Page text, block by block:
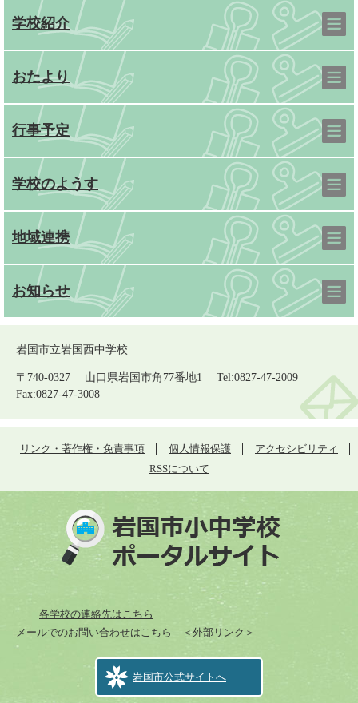
学校紹介
おたより
行事予定
学校のようす
地域連携
お知らせ
岩国市立岩国西中学校
〒740-0327 山口県岩国市角77番地1 Tel:0827-47-2009
Fax:0827-47-3008
リンク・著作権・免責事項 個人情報保護
アクセシビリティ
RSSについて
各学校の連絡先はこちら
メールでのお問い合わせはこちら
＜外部リンク＞
岩国市公式サイトへ